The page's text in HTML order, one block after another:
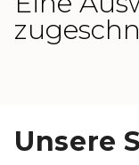
Unsere